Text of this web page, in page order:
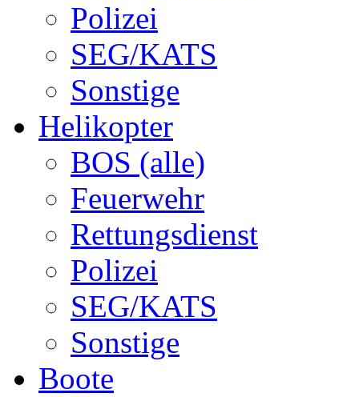
Polizei
SEG/KATS
Sonstige
Helikopter
BOS (alle)
Feuerwehr
Rettungsdienst
Polizei
SEG/KATS
Sonstige
Boote